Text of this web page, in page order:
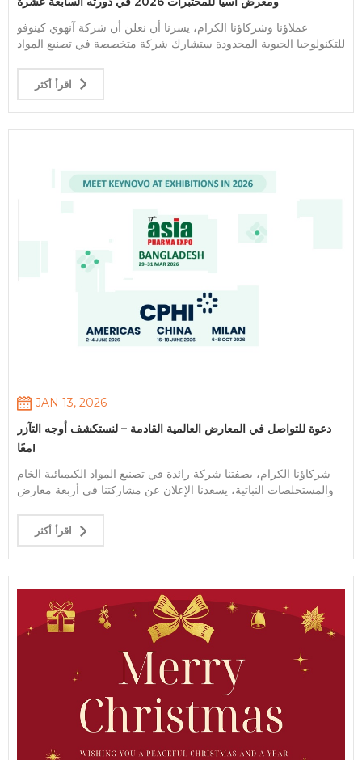
عملاؤنا وشركاؤنا الكرام، يسرنا أن نعلن أن شركة آنهوي كينوفو
للتكنولوجيا الحيوية المحدودة ستشارك شركة متخصصة في تصنيع المواد
آسيا لاب إكسبو 2026 ندعوكم بكل صدق لزيارة جناحنا ومناقشة فرص
التعاون المحتملة. معلومات المعرض اسم المعرض: معرض آسيا للأدوية
منتجات شاملة: سنعرض مجموعة واسعة من المواد الوسيطة الصيدلانية
عالية النقاء والمواد الخام الكيميائية الدقيقة، والتي تغطي احتياجات
ضمان الجودة والتقنية: بفضل تكنولوجيا الإنتاج المتقدمة وأنظمة مراقبة
الجودة الصارمة، فإن منتجاتنا تلبي معايير دستور الأدوية الدولي، مما
يضمن إمدادًا مستقرًا وموثوقًا لإنتاجك. 3. دعم الخدمة المخصصة:
من الخدمات في الموقع، المصممة خصيصًا لتلبية احتياجات البحث
والتطوير والإنتاج الخاصة بك، لمساعدتك على تعزيز تطوير المنتج وقدرة
الإنتاج. نتطلع إلى إجراء مناقشات معمقة معكم في المعرض
beryl@keynovobiotech.com
الحيوية المحدودة 28 فبراير 2026
اقرأ أكثر
JAN 13, 2026
دعوة للتواصل في المعارض العالمية القادمة – لنستكشف أوجه التآزر
معًا!
شركاؤنا الكرام، بصفتنا شركة رائدة في تصنيع المواد الكيميائية الخام
والمستخلصات النباتية، يسعدنا الإعلان عن مشاركتنا في أربعة معارض
حلولنا المبتكرة، ومناقشة سبل التعاون، واستكشاف كيف يمكن
لمنتجاتنا أن تُحسّن تركيباتكم. ندعوكم بحرارة للانضمام إلينا في التواريخ
التكلفة المنخفضة، والحلول المصممة خصيصًا لتلبية الاحتياجات
الموقع: فيلادلفيا، الولايات المتحدة الأمريكية التركيز: المكونات الكيميائية
عالية النقاء، وتقنيات الاستخلاص المتقدمة، والامتثال للمعايير العالمية. 3.
من "6.18-6.18" إلى تنسيق 3 أيام القياسي) الموقع: شنغهاي، الصين
التركيز: فرص التوسع، والمصادر المستدامة، والاندماج في سلسلة
أكتوبر 2026 الموقع: ميلانو، إيطاليا التركيز: اتجاهات السوق الأوروبية،
ومستخلصات النباتات الممتازة، والشراكات الصناعية الصديقة للبيئة.
لماذا الحضور؟ معرض الابتكار: اكتشف أحدث عروضنا في مجال المواد
اقرأ أكثر